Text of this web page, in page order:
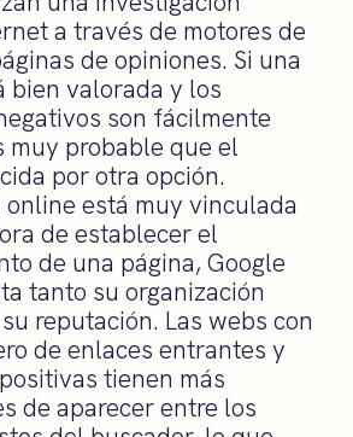
a través de motores de
de opiniones. Si una
bien valorada y los
son fácilmente
muy probable que el
por otra opción.
online está muy vinculada
de establecer el
de una página, Google
tanto su organización
reputación. Las webs con
de enlaces entrantes y
tienen más
de aparecer entre los